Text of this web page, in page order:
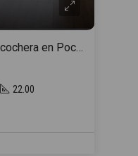
Apartamento en venta c/ cochera en Pocitos
22.00